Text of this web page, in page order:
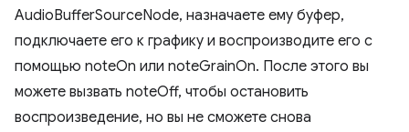
AudioBufferSourceNode, назначаете ему буфер,
подключаете его к графику и воспроизводите его с
помощью noteOn или noteGrainOn. После этого вы
можете вызвать noteOff, чтобы остановить
воспроизведение, но вы не сможете снова